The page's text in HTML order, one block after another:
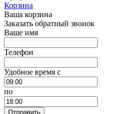
Корзина
Ваша корзина
Заказать обратный звонок
Ваше имя
Телефон
Удобное время c
по
Отправить